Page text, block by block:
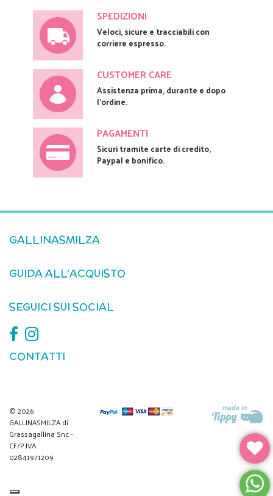
SPEDIZIONI
Veloci, sicure e tracciabili con
corriere espresso.
CUSTOMER CARE
Assistenza prima, durante e dopo
l'ordine.
PAGAMENTI
Sicuri tramite carte di credito,
Paypal e bonifico.
GALLINASMILZA
GUIDA ALL'ACQUISTO
SEGUICI SUI SOCIAL
CONTATTI
© 2026
GALLINASMILZA di
Grassagallina Snc -
CF/P.IVA
02841971209